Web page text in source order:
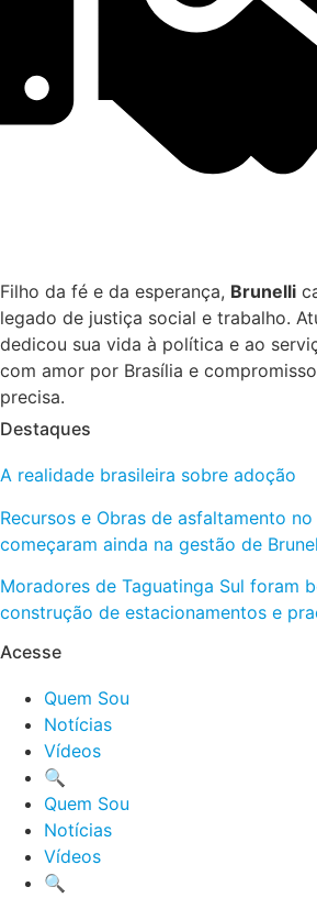
Filho da fé e da esperança, Brunelli
legado de justiça social e trabalho.
dedicou sua vida à política e ao
com amor por Brasília e
precisa.
Destaques
A realidade brasileira sobre adoção
Recursos e Obras de asfaltamento
começaram ainda na gestão de
Moradores de Taguatinga Sul foram
construção de estacionamentos e
Acesse
Quem Sou
Notícias
Vídeos
🔍
Quem Sou
Notícias
Vídeos
🔍